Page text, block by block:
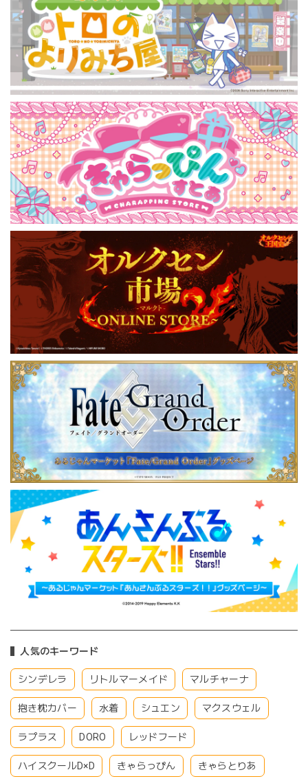
人気のキーワード
シンデレラ リトルマーメイド マルチャーナ
抱き枕カバー 水着 シュエン マクスウェル
ラプラス DORO レッドフード
ハイスクールD×D きゃらっぴん きゃらとりあ